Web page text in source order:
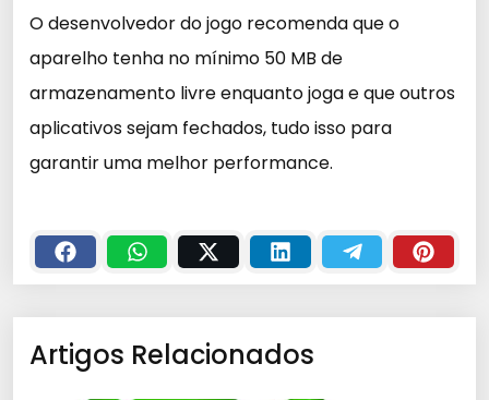
O desenvolvedor do jogo recomenda que o
aparelho tenha no mínimo 50 MB de
armazenamento livre enquanto joga e que outros
aplicativos sejam fechados, tudo isso para
garantir uma melhor performance.
Artigos Relacionados